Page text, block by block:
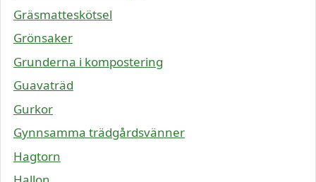
Gräsmatteskötsel
Grönsaker
Grunderna i kompostering
Guavaträd
Gurkor
Gynnsamma trädgårdsvänner
Hagtorn